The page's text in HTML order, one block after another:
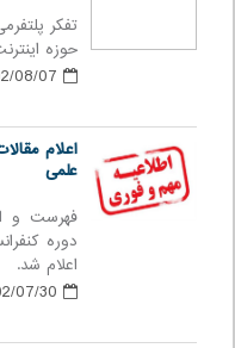
تفکر
حوزه
1402/08/07
اعلام
علمی
فهرست و
دوره
اعلام شد.
1402/07/30